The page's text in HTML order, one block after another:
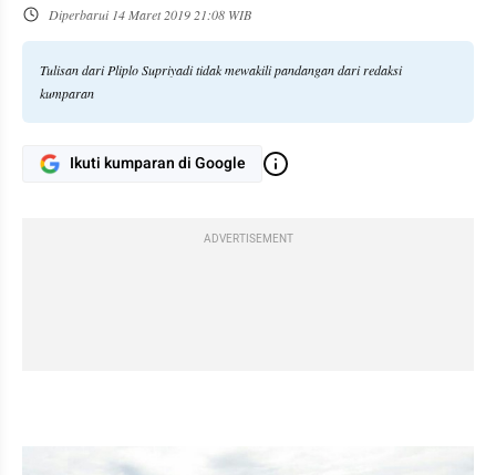
Diperbarui 14 Maret 2019 21:08 WIB
Tulisan dari Pliplo Supriyadi tidak mewakili pandangan dari redaksi
kumparan
Ikuti kumparan di Google
ADVERTISEMENT